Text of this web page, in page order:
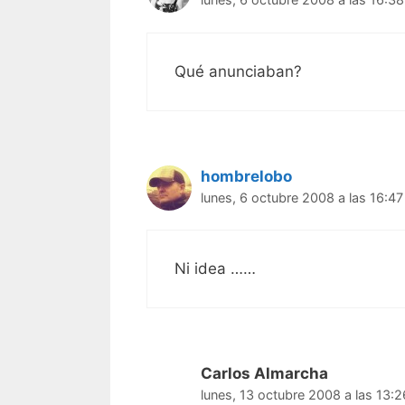
Qué anunciaban?
hombrelobo
lunes, 6 octubre 2008 a las 16:47
Ni idea ……
Carlos Almarcha
lunes, 13 octubre 2008 a las